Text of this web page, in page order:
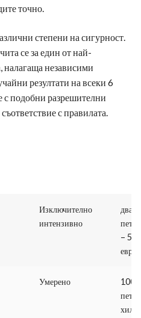
точно.
степени на сигурност.
се за един от най-
налагаща независими
резултати на всеки 6
с подобни разрешителни
с правилата.
Изключително
интензивно
пет
–
евро
Умерено